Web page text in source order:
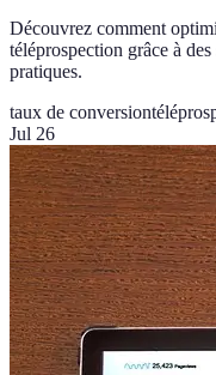
Découvrez comment
téléprospection grâce à
pratiques.
taux de conversion
Jul 26